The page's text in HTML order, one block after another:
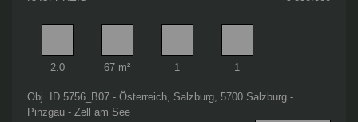
Zimmer
2.0
Wohnfläche
67 m²
Badezimmer
1
Schlafzimmer
1
Obj. ID 5756_B07 - Österreich, Salzburg, 5700 Salzburg -
Pinzgau - Zell am See